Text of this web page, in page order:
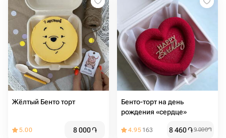
Жёлтый Бенто торт
5.00 8 000֏
Бенто-торт на день
рождения «сердце»
4.95 163 8 460֏9 000֏